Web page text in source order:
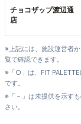
チョコザップ渡辺通
店
※上記には、施設運営者
覧で確認できます。
※「○」は、FIT
です。
※「－」は未提供を示す
さい。